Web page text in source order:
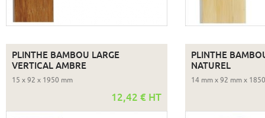
PLINTHE BAMBOU LARGE
VERTICAL AMBRE
15 x 92 x 1950 mm
12,42 € HT
PLINTHE
NATUREL
14 mm x 92 mm x